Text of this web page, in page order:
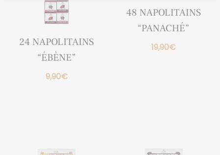
24 NAPOLITAINS
“ÉBÈNE”
9,90€
48 NAPOLITAINS
“PANACHÉ”
19,90€